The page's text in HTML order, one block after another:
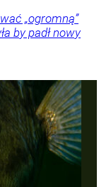
„ogromną”
by padł nowy